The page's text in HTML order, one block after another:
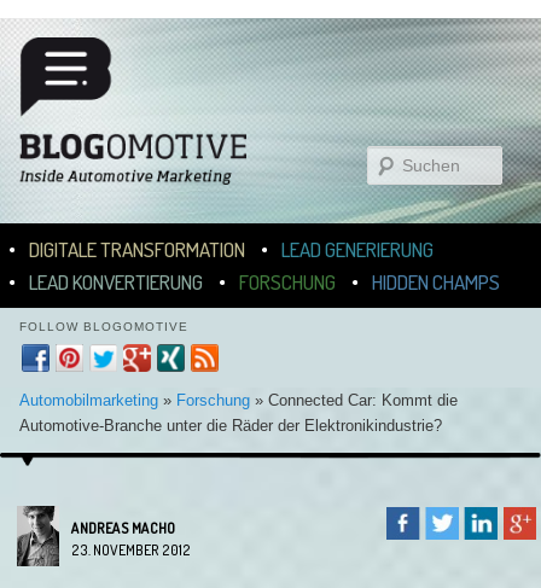
Suchen
ZUM INHALT WECHSELN
ZUM SEKUNDÄREN INHALT WECHSELN
DIGITALE TRANSFORMATION
LEAD GENERIERUNG
LEAD KONVERTIERUNG
FORSCHUNG HIDDEN CHAMPS
FOLLOW BLOGOMOTIVE
Automobilmarketing » Forschung » Connected Car: Kommt die
Automotive-Branche unter die Räder der Elektronikindustrie?
ANDREAS MACHO
23. NOVEMBER 2012